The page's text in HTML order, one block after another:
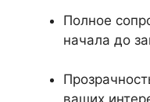
Полное
начала до